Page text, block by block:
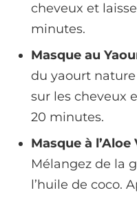
cheveux et
minutes.
Masque au
du yaourt
sur les cheveux
20 minutes.
Masque à l’Aloe
Mélangez de la
l’huile de coco.